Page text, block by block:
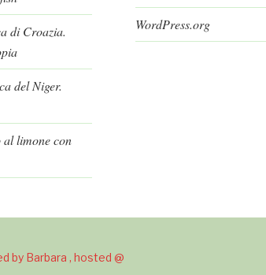
di Croazia.
del Niger.
limone con
WordPress.org
by Barbara , hosted @